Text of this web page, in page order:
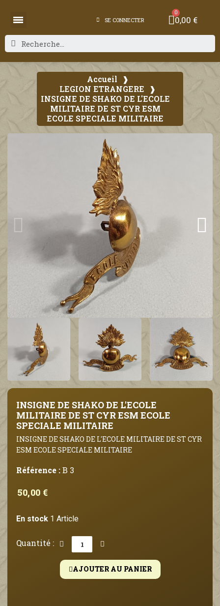
SE CONNECTER 0,00 €
Accueil
LEGION ETRANGERE
INSIGNE DE SHAKO DE L'ECOLE
MILITAIRE DE ST CYR ESM
ECOLE SPECIALE MILITAIRE
INSIGNE DE SHAKO DE L'ECOLE
MILITAIRE DE ST CYR ESM ECOLE
SPECIALE MILITAIRE
INSIGNE DE SHAKO DE L'ECOLE MILITAIRE DE ST CYR
ESM ECOLE SPECIALE MILITAIRE
Référence :B 3
50,00 €
En stock 1 Article
Quantité :
AJOUTER AU PANIER